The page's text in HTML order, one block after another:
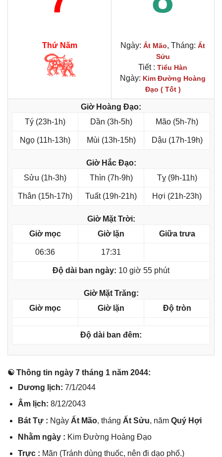
Thứ Năm Ngày: Ất Mão, Tháng: Ất
Sửu
Tiết : Tiểu Hàn
Ngày: Kim Đường Hoàng
Đạo ( Tốt )
Giờ Hoàng Đạo:
Tý (23h-1h)
Dần (3h-5h) Mão (5h-7h)
Ngọ (11h-13h) Mùi (13h-15h) Dậu (17h-19h)
Giờ Hắc Đạo:
Sửu (1h-3h)
Thìn (7h-9h) Tỵ (9h-11h)
Thân (15h-17h) Tuất (19h-21h) Hợi (21h-23h)
Giờ Mặt Trời:
Giờ mọc
Giờ lặn Giữa trưa
06:36 17:31
Độ dài ban ngày: 10 giờ 55 phút
Giờ Mặt Trăng:
Giờ mọc
Giờ lặn Độ tròn
Độ dài ban đêm:
☯ Thônɡ tin ngày 7 thánɡ 1 năm 2044:
Dươnɡ lịch: 7/1/2044
Âm lịch: 8/12/2043
Bát Tự : Ngày Ất Mão, thánɡ Ất Sửu, năm Quý Hợi
Nhằm ngày : Kim Đườnɡ Hoànɡ Đạo
Trực : Mãn (Tránh dùnɡ thuốc, nên đi dạo phố.)